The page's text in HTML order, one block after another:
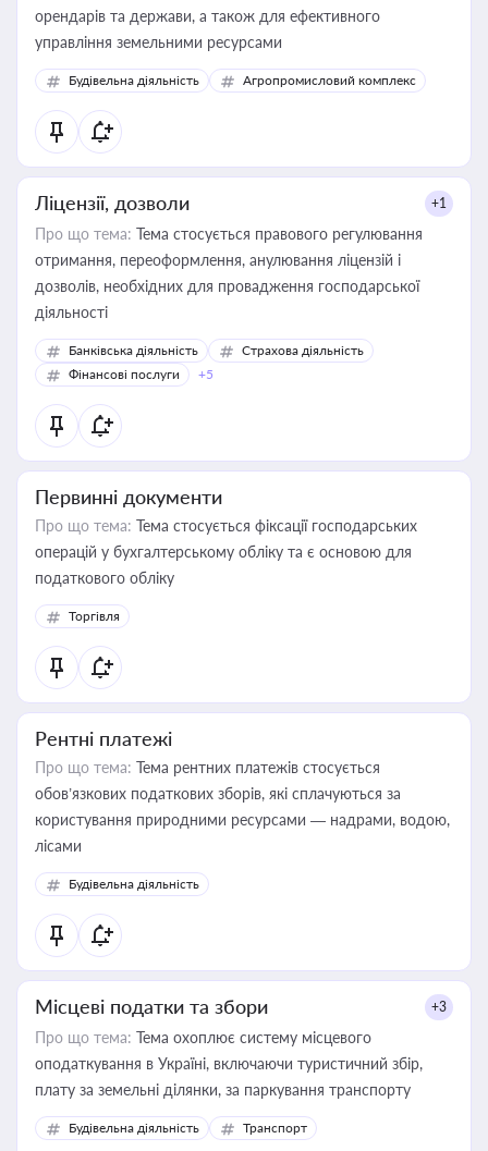
орендарів та держави, а також для ефективного
управління земельними ресурсами
Будівельна діяльність Агропромисловий комплекс
Ліцензії, дозволи +1
Про що тема: Тема стосується правового регулювання
отримання, переоформлення, анулювання ліцензій і
дозволів, необхідних для провадження господарської
діяльності
Банківська діяльність
Страхова діяльність
Фінансові послуги
+5
Первинні документи
Про що тема: Тема стосується фіксації господарських
операцій у бухгалтерському обліку та є основою для
податкового обліку
Торгівля
Рентні платежі
Про що тема: Тема рентних платежів стосується
обов’язкових податкових зборів, які сплачуються за
користування природними ресурсами — надрами, водою,
лісами
Будівельна діяльність
Місцеві податки та збори +3
Про що тема: Тема охоплює систему місцевого
оподаткування в Україні, включаючи туристичний збір,
плату за земельні ділянки, за паркування транспорту
Будівельна діяльність Транспорт